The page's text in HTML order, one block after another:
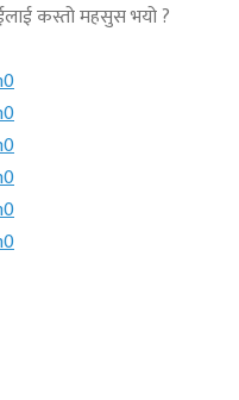
कस्तो महसुस भयो ?
0
0
0
0
0
0